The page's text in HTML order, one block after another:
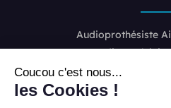
Coucou c'est nous...
les Cookies !
Audioprothésiste
Audioprothésiste